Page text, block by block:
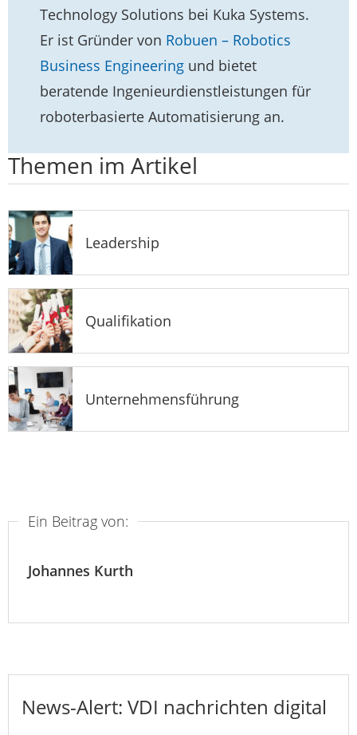
Technology Solutions bei Kuka Systems.
Er ist Gründer von Robuen – Robotics
Business Engineering und bietet
beratende Ingenieurdienstleistungen für
roboterbasierte Automatisierung an.
Themen im Artikel
Leadership
Qualifikation
Unternehmensführung
Ein Beitrag von:
Johannes Kurth
News-Alert: VDI nachrichten digital